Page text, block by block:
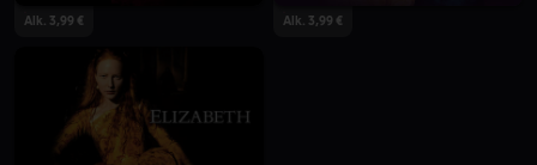
Alk. 3,99 € Alk. 3,99 €